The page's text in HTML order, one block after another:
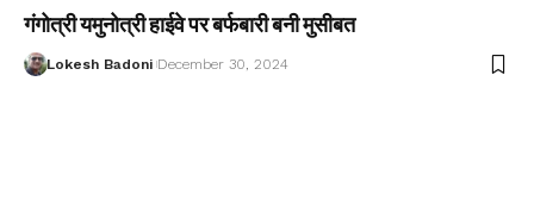
गंगोत्री यमुनोत्री हाईवे पर बर्फबारी बनी मुसीबत
Lokesh Badoni December 30, 2024